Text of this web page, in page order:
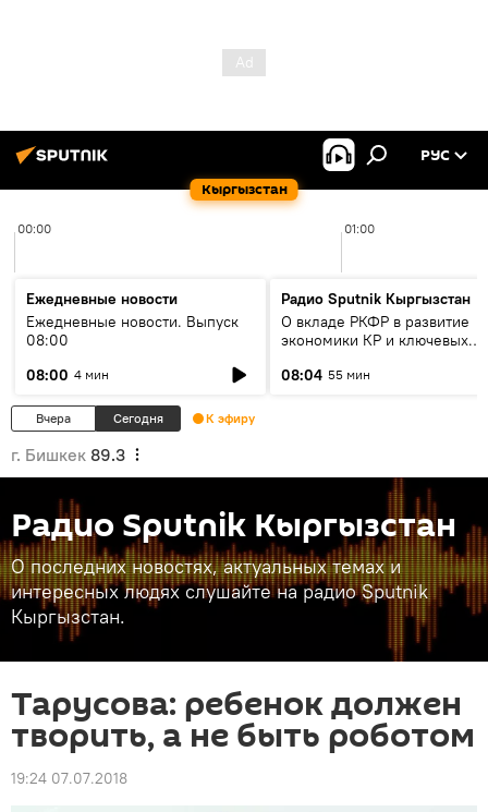
Кыргызстан
РУС
00:00 01:00
Ежедневные новости
Ежедневные новости. Выпуск
08:00
08:00 4 мин
Радио Sputnik Кыргызстан
О вкладе РКФР в развитие
экономики КР и ключевых
08:04 55 мин
Вчера Сегодня К эфиру
г. Бишкек 89.3
Радио Sputnik Кыргызстан
О последних новостях, актуальных темах и
интересных людях слушайте на радио Sputnik
Кыргызстан.
Тарусова: ребенок должен
творить, а не быть роботом
19:24 07.07.2018